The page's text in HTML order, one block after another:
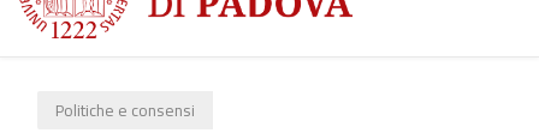
Politiche e consensi